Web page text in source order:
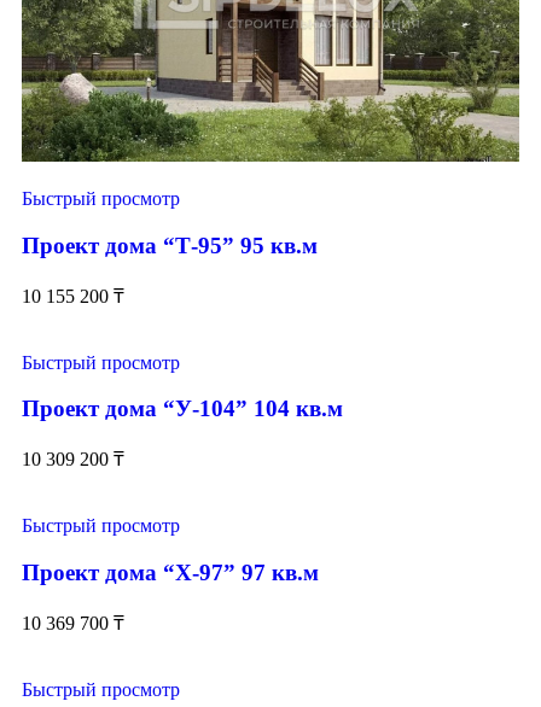
Быстрый просмотр
Проект дома “Т-95” 95 кв.м
10 155 200 ₸
Быстрый просмотр
Проект дома “У-104” 104 кв.м
10 309 200 ₸
Быстрый просмотр
Проект дома “Х-97” 97 кв.м
10 369 700 ₸
Быстрый просмотр